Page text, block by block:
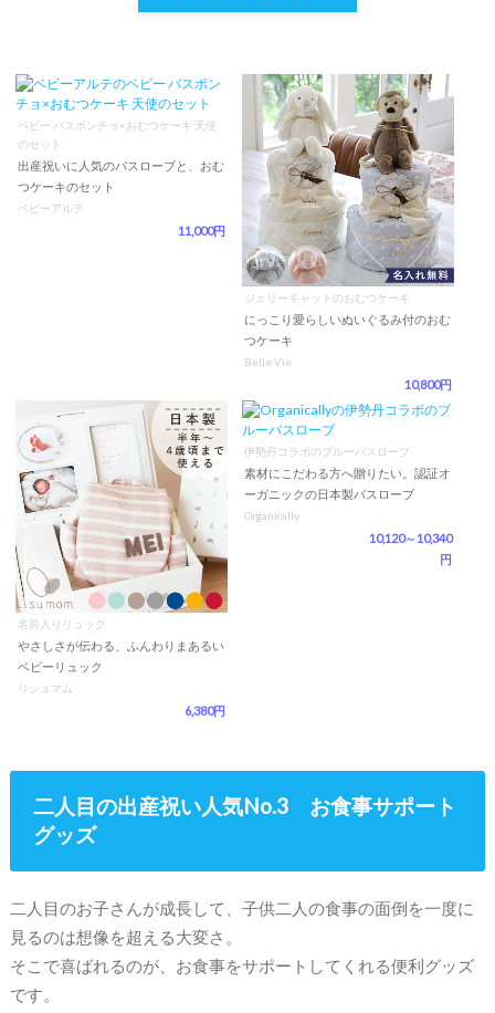
ベビー バスポンチョ×おむつケーキ 天使
のセット
出産祝いに人気のバスローブと、おむ
つケーキのセット
ベビーアルテ
11,000円
ジェリーキャットのおむつケーキ
にっこり愛らしいぬいぐるみ付のおむ
つケーキ
Belle Vie
10,800円
名前入りリュック
やさしさが伝わる、ふんわりまあるい
ベビーリュック
リシュマム
6,380円
伊勢丹コラボのブルーバスローブ
素材にこだわる方へ贈りたい。認証オ
ーガニックの日本製バスローブ
Organically
10,120～10,340
円
二人目の出産祝い人気No.3 お食事サポート
グッズ
二人目のお子さんが成長して、子供二人の食事の面倒を一度に
見るのは想像を超える大変さ。
そこで喜ばれるのが、お食事をサポートしてくれる便利グッズ
です。